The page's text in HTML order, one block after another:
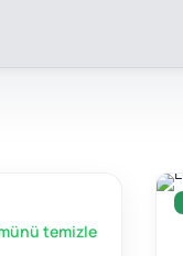
temizle